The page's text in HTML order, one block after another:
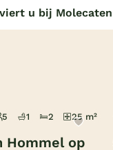
u bij Molecaten
5 1 2 25 m²
Hommel op